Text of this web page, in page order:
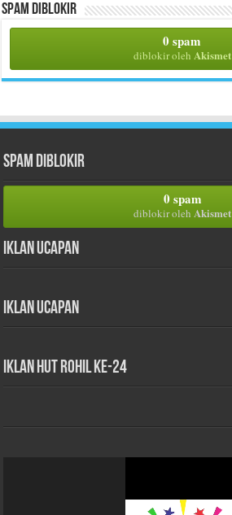
Spam Diblokir
0 spam
diblokir oleh Akismet
Spam Diblokir
0 spam
diblokir oleh Akismet
Iklan Ucapan
Iklan Ucapan
iklan HUT Rohil Ke-24